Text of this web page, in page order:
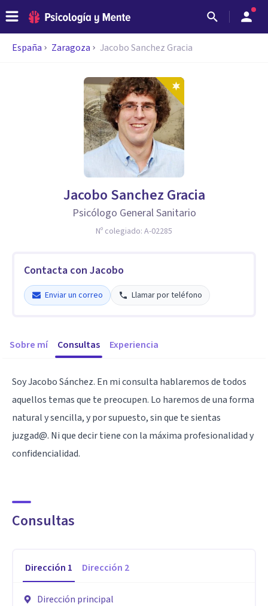
España Zaragoza Jacobo Sanchez Gracia
Jacobo Sanchez Gracia
Psicólogo General Sanitario
Nº colegiado: A-02285
Contacta con Jacobo
Enviar un correo Llamar por teléfono
Sobre mí Consultas Experiencia
Soy Jacobo Sánchez. En mi consulta hablaremos de todos
aquellos temas que te preocupen. Lo haremos de una forma
natural y sencilla, y por supuesto, sin que te sientas
juzgad@. Ni que decir tiene con la máxima profesionalidad y
confidencialidad.
Consultas
Dirección 1 Dirección 2
Dirección principal